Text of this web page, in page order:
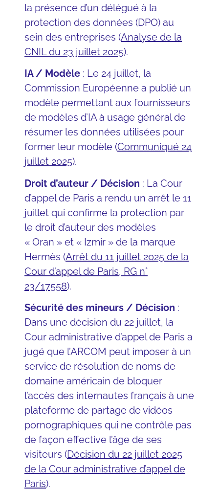
la présence d’un délégué à la
protection des données (DPO) au
sein des entreprises (Analyse de la
CNIL du 23 juillet 2025).
IA / Modèle : Le 24 juillet, la
Commission Européenne a publié un
modèle permettant aux fournisseurs
de modèles d’IA à usage général de
résumer les données utilisées pour
former leur modèle (Communiqué 24
juillet 2025).
Droit d’auteur / Décision : La Cour
d’appel de Paris a rendu un arrêt le 11
juillet qui confirme la protection par
le droit d’auteur des modèles
« Oran » et « Izmir » de la marque
Hermès (Arrêt du 11 juillet 2025 de la
Cour d’appel de Paris, RG n°
23/17558).
Sécurité des mineurs / Décision :
Dans une décision du 22 juillet, la
Cour administrative d’appel de Paris a
jugé que l’ARCOM peut imposer à un
service de résolution de noms de
domaine américain de bloquer
l’accès des internautes français à une
plateforme de partage de vidéos
pornographiques qui ne contrôle pas
de façon effective l’âge de ses
visiteurs (Décision du 22 juillet 2025
de la Cour administrative d’appel de
Paris).